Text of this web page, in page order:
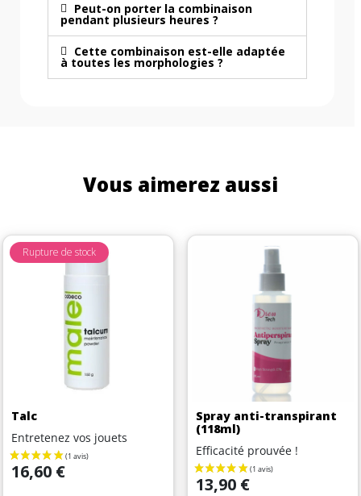
Peut-on porter la combinaison
pendant plusieurs heures ?
Cette combinaison est-elle adaptée
à toutes les morphologies ?
Vous aimerez aussi
Talc
Entretenez vos jouets
Prix
16,60 €
Rupture de stock
Spray anti-transpirant
(118ml)
Efficacité prouvée !
Prix
13,90 €